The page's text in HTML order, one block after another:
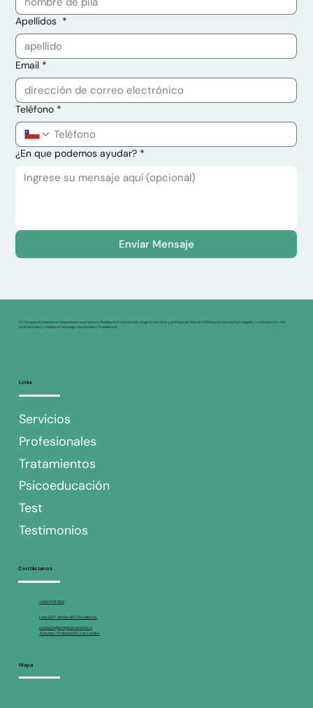
Apellidos *
Email *
Teléfono *
¿En que podemos ayudar? *
Enviar Mensaje
En Terapéuticamente acompañamos a personas y familias con una mirada integral, cercana y profesional. Más de 3.500 pacientes nos han elegido, contamos con +50
profesionales y 2 sedes en Santiago: Las Condes y Providencia.
Links
Servicios
Profesionales
Tratamientos
Psicoeducación
Test
Testimonios
Contáctanos
contacto@terapeuticamente.cl
+569 5178 1523
Lota 2257, oficina 401, Providencia
Asturias 171 oficina 101, Las Condes
Mapa